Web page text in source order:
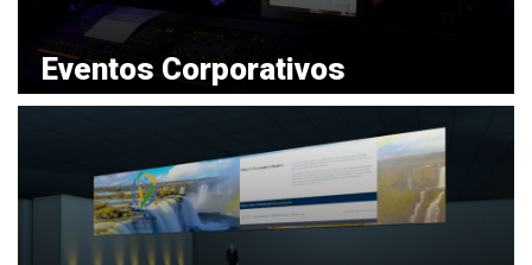
Eventos Corporativos
VER MAIS